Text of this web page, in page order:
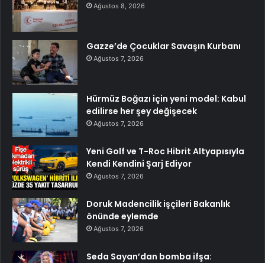
Ağustos 8, 2026
Gazze’de Çocuklar Savaşın Kurbanı
Ağustos 7, 2026
Hürmüz Boğazı için yeni model: Kabul
edilirse her şey değişecek
Ağustos 7, 2026
Yeni Golf ve T-Roc Hibrit Altyapısıyla
Kendi Kendini Şarj Ediyor
Ağustos 7, 2026
Doruk Madencilik işçileri Bakanlık
önünde eylemde
Ağustos 7, 2026
Seda Sayan’dan bomba ifşa: